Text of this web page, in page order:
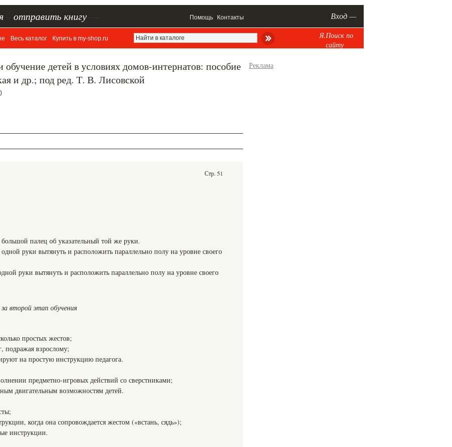
отправить книгу Помощь Контакты Вход —
Весь каталог Купить в my-shop.ru
Я.Поиск по
сайту
детей в условиях домов-интернатов: пособие
и др.; под ред. Т. В. Лисовской
Стр. 51
палец об указательный той же руки.
руки вытянуть и расположить параллельно полу на уровне своего
руки вытянуть и расположить параллельно полу на уровне своего
второй этап обучения
простых жестов;
взрослому;
на простую инструкцию педагога.
предметно-игровых действий со сверстниками;
двигательным возможностям детей.
когда она сопровождается жестом («встань, сядь»);
инструкции.
Реклама